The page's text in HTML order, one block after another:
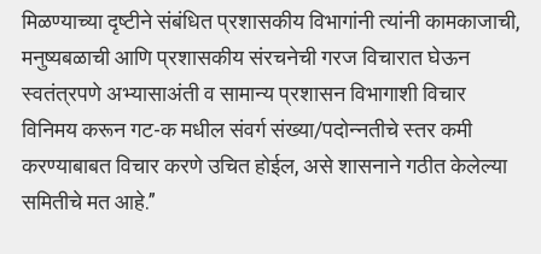
मिळण्याच्या दृष्टीने संबंधित प्रशासकीय विभागांनी त्यांनी कामकाजाची,
मनुष्यबळाची आणि प्रशासकीय संरचनेची गरज विचारात घेऊन
स्वतंत्रपणे अभ्यासाअंती व सामान्य प्रशासन विभागाशी विचार
विनिमय करून गट-क मधील संवर्ग संख्या/पदोन्नतीचे स्तर कमी
करण्याबाबत विचार करणे उचित होईल, असे शासनाने गठीत केलेल्या
समितीचे मत आहे.”